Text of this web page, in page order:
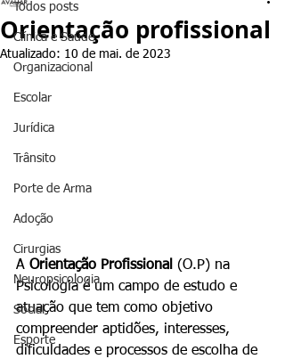
Todos posts
Clínica e Saúde
Organizacional
Escolar
Jurídica
Trânsito
Porte de Arma
Adoção
Cirurgias
Neuropsicologia
Social
Esporte
Orientação profissional
Atualizado: 10 de mai. de 2023
A Orientação Profissional (O.P) na
Psicologia é um campo de estudo e
atuação que tem como objetivo
compreender aptidões, interesses,
dificuldades e processos de escolha de